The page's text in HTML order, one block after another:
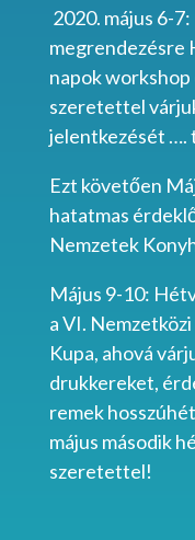
2020. május 6-
megrendezésre
napok workshop
szeretettel
jelentkezését ….
Ezt követően
hatatmas
Nemzetek
Május 9-10:
aVI.
Kupa, ahová
drukkereket,
remek
május második
szeretettel!